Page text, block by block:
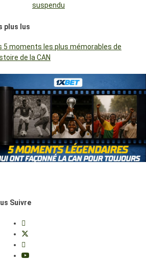
suspendu
plus lus
5 moments les plus mémorables de
de la CAN
Suivre